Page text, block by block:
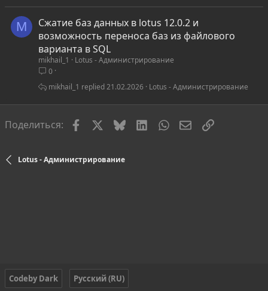
M
Сжатие баз данных в lotus 12.0.2 и
возможность переноса баз из файлового
варианта в SQL
mikhail_1
Lotus - Администрирование
0
Lotus - Администрирование
21.02.2026
mikhail_1
Поделиться: FacebookBlueskyLinkedInWhatsAppЭлектронная
Ссылка
Lotus - Администрирование
Codeby Dark
Русский (RU)